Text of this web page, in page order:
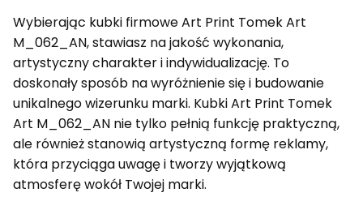
Wybierając kubki firmowe Art Print Tomek Art
M_062_AN, stawiasz na jakość wykonania,
artystyczny charakter i indywidualizację. To
doskonały sposób na wyróżnienie się i budowanie
unikalnego wizerunku marki. Kubki Art Print Tomek
Art M_062_AN nie tylko pełnią funkcję praktyczną,
ale również stanowią artystyczną formę reklamy,
która przyciąga uwagę i tworzy wyjątkową
atmosferę wokół Twojej marki.